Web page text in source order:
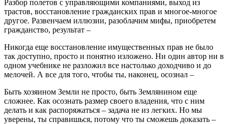
Разбор полетов с управляющими компаниями, выход из
трастов, восстановление гражданских прав и многое-многое
другое. Развенчаем иллюзии, разоблачим мифы, приобретем
гражданство, результат –
Никогда еще восстановление имущественных прав не было
так доступно, просто и понятно изложено. Ни один автор ни в
одном учебнике не разложил все настолько доходчиво и до
мелочей. А все для того, чтобы ты, наконец, осознал –
Быть хозяином Земли не просто, быть Землянином еще
сложнее. Как осознать размер своего владения, что с ним
делать и как распоряжаться – задача не из легких. Но мы
уверены, ты справишься, потому что ты сможешь доказать –